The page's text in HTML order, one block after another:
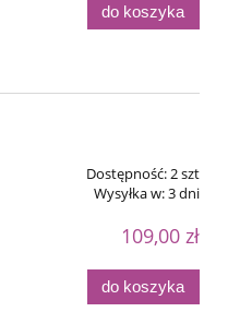
do koszyka
Dostępność:2 szt
Wysyłka w:3 dni
109,00 zł
do koszyka